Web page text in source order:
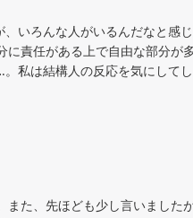
いろんな人がいるんだなと感
責任がある上で自由な部分が
私は結構人の反応を気にして
た、先ほども少し言いました